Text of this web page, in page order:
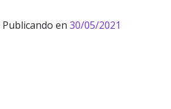
Publicando en 30/05/2021